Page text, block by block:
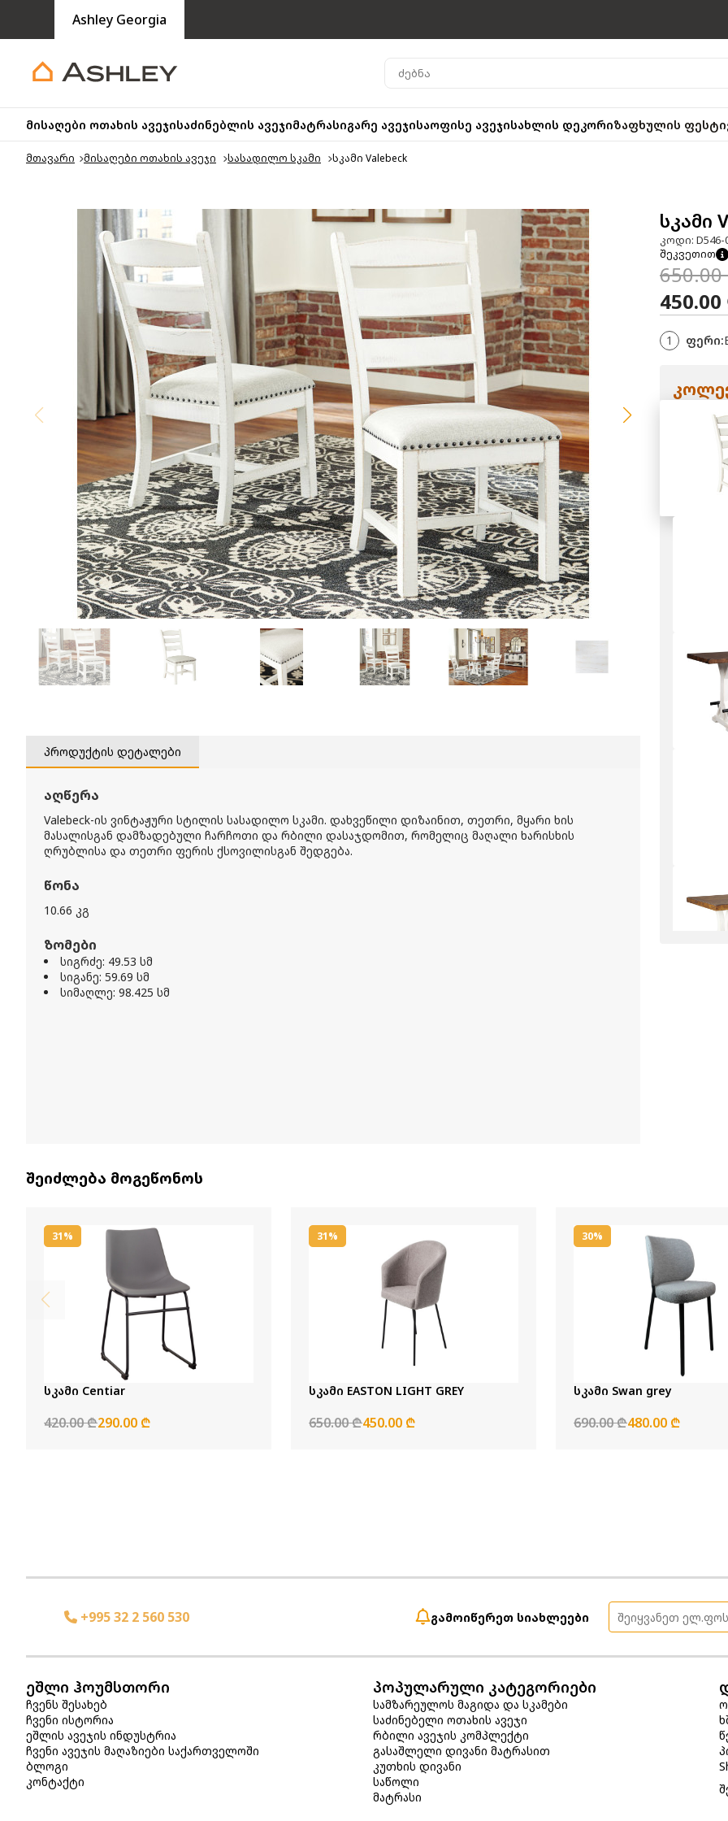
Ashley Georgia
მისაღები ოთახის ავეჯისაძინებლის ავეჯიმატრასიგარე ავეჯისაოფისე ავეჯისახლის დეკორიზაფხულის
მთავარი მისაღები ოთახის ავეჯი სასადილო სკამი სკამი Valebeck
სკამი
კოდი: D546-
შეკვეთით
1 ფერი:
პროდუქტის დეტალები
აღწერა
Valebeck-ის ვინტაჟური სტილის სასადილო სკამი. დახვეწილი დიზაინით, თეთრი, მყარი ხის
მასალისგან დამზადებული ჩარჩოთი და რბილი დასაჯდომით, რომელიც მაღალი ხარისხის
ღრუბლისა და თეთრი ფერის ქსოვილისგან შედგება.
წონა
10.66 კგ
ზომები
სიგრძე: 49.53 სმ
სიგანე: 59.69 სმ
სიმაღლე: 98.425 სმ
შეიძლება მოგეწონოს
31%
სკამი Centiar
420.00 ₾290.00 ₾
31%
სკამი EASTON LIGHT GREY
650.00 ₾450.00 ₾
30%
სკამი Swan grey
690.00 ₾480.00 ₾
+995 32 2 560 530 გამოიწერეთ სიახლეები
ეშლი ჰოუმსთორი
ჩვენს შესახებ
ჩვენი ისტორია
ეშლის ავეჯის ინდუსტრია
ჩვენი ავეჯის მაღაზიები საქართველოში
ბლოგი
კონტაქტი
პოპულარული კატეგორიები
სამზარეულოს მაგიდა და სკამები
საძინებელი ოთახის ავეჯი
რბილი ავეჯის კომპლექტი
გასაშლელი დივანი მატრასით
კუთხის დივანი
საწოლი
მატრასი